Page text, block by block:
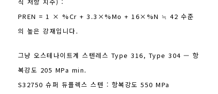
PREN = 1 × %Cr + 3.3×%Mo + 16×%N ≒ 42 수준
의 높은 강재입니다.
그냥 오스테나이트계 스텐레스 Type 316, Type 304 — 항
복강도 205 MPa min.
S32750 슈퍼 듀플렉스 스텐 : 항복강도 550 MPa